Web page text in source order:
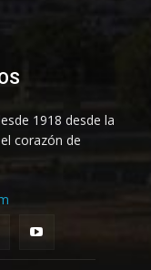
1918 desde la
corazón de